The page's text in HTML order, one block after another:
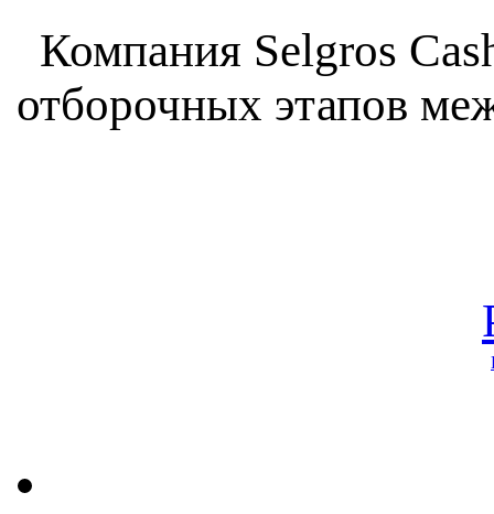
Компания Selgros
отборочных этапов